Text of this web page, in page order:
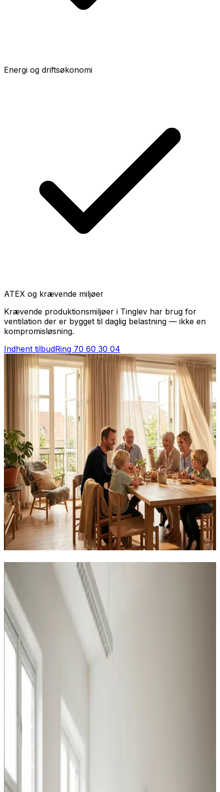
Energi og driftsøkonomi
ATEX og krævende miljøer
Krævende produktionsmiljøer i Tinglev har brug for
ventilation der er bygget til daglig belastning — ikke en
kompromisløsning.
Indhent tilbudRing 70 60 30 04
Det løser vi for erhverv og industri i
Tinglev
Uanset om det er procesudsugning, hal-ventilation eller
behovsstyret kontorluft, har vi løsningen til erhverv og
industri i Tinglev.
Procesventilation
Udsugning ved svejsning, slibning og kemikalier i Tinglev.
Overholder Arbejdstilsynets krav.
Læs mere